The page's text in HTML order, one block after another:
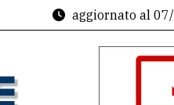
aggiornato al